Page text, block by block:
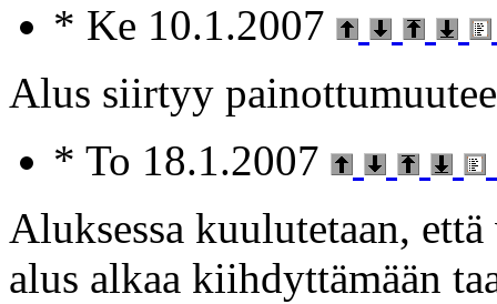
* Ke 10.1.2007
Alus siirtyy
* To 18.1.2007
Aluksessa kuulutetaan,
alus alkaa kiihdyttämään